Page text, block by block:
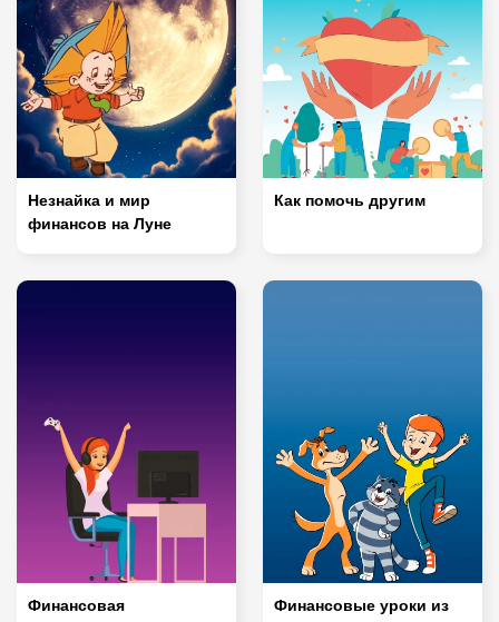
Незнайка и мир
финансов на Луне
Как помочь другим
Финансовая
Финансовые уроки из